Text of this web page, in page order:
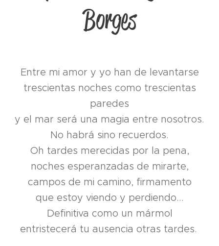
Borges
Entre mi amor y yo han de levantarse
trescientas noches como trescientas
paredes
y el mar será una magia entre nosotros.
No habrá sino recuerdos.
Oh tardes merecidas por la pena,
noches esperanzadas de mirarte,
campos de mi camino, firmamento
que estoy viendo y perdiendo...
Definitiva como un mármol
entristecerá tu ausencia otras tardes.